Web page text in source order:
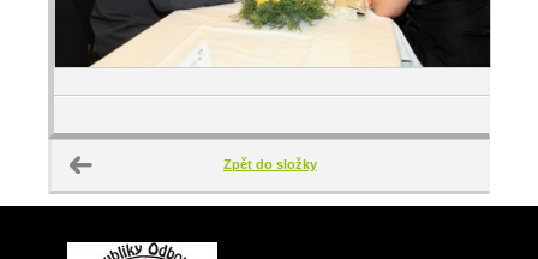
Zpět do složky